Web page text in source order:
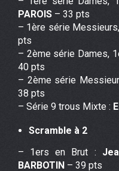
PAROIS – 33 pts
– 1ère série
pts
– 2ème série Dames,
40 pts
– 2ème série
38 pts
– Série 9 trous Mixte :
Scramble à 2
– 1ers en Brut :
BARBOTIN – 39 pts